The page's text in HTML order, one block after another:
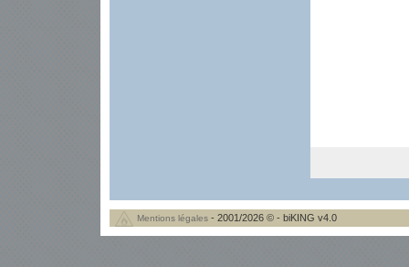
Mentions légales - 2001/2026 © - biKING v4.0